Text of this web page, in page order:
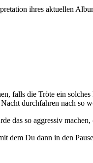
ihres aktuellen
falls die Tröte ein
durchfahren nach so
das so aggressiv
dem Du dann in den